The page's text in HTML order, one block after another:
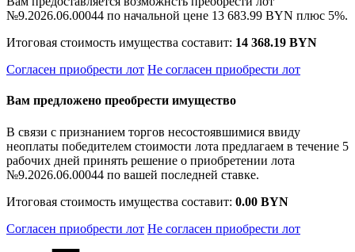
№9.2026.06.00044 по начальной цене 13 683.99 BYN плюс 5%.
Итоговая стоимость имущества составит: 14 368.19 BYN
Согласен приобрести лот Не согласен приобрести лот
Вам предложено преобрести имущество
В связи с признанием торгов несостоявшимися ввиду
неоплаты победителем стоимости лота предлагаем в течение 5
рабочих дней принять решение о приобретении лота
№9.2026.06.00044 по вашей последней ставке.
Итоговая стоимость имущества составит: 0.00 BYN
Согласен приобрести лот Не согласен приобрести лот